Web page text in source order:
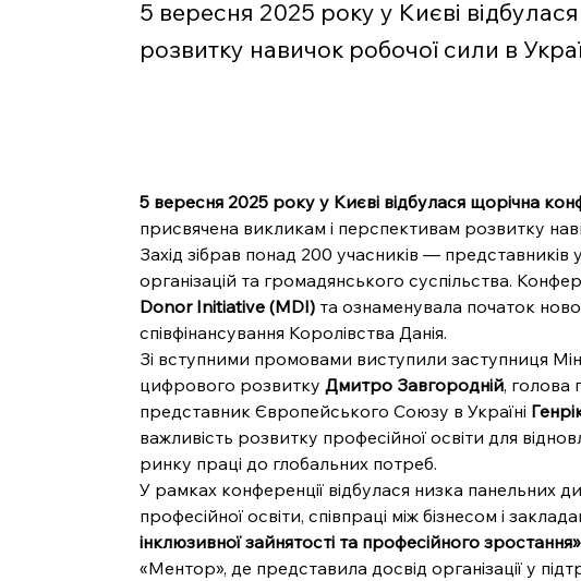
5 вересня 2025 року у Києві
розвитку навичок робочої сили в
5 вересня 2025 року у Києві відбулася щорічна
присвячена викликам і перспективам розвитку
Захід зібрав понад 200 учасників — представників
організацій та громадянського суспільства.
Donor Initiative (MDI) та ознаменувала початок
співфінансування Королівства Данія.
Зі вступними промовами виступили заступниця
цифрового розвитку Дмитро Завгородній, голова
представник Європейського Союзу в Україні
важливість розвитку професійної освіти для
ринку праці до глобальних потреб.
У рамках конференції відбулася низка панельних
професійної освіти, співпраці між бізнесом і
інклюзивної зайнятості та професійного зростання»
«Ментор», де представила досвід організації у